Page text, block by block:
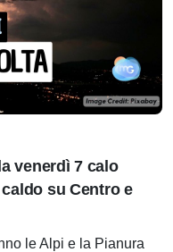
venerdì 7 calo
su Centro e
le Alpi e la Pianura